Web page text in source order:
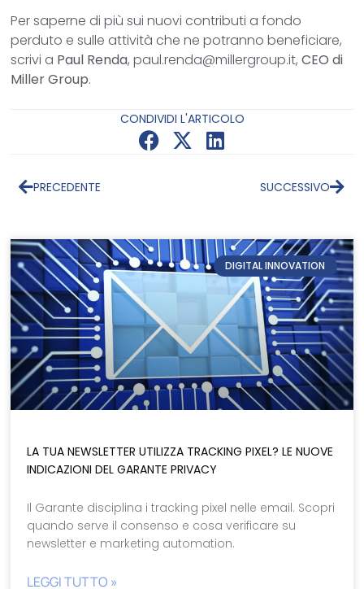
Per saperne di più sui nuovi contributi a fondo
perduto e sulle attività che ne potranno beneficiare,
scrivi a Paul Renda, paul.renda@millergroup.it,CEO di
Miller Group.
CONDIVIDI L'ARTICOLO
PRECEDENTE SUCCESSIVO
DIGITAL INNOVATION
LA TUA NEWSLETTER UTILIZZA TRACKING PIXEL? LE NUOVE
INDICAZIONI DEL GARANTE PRIVACY
Il Garante disciplina i tracking pixel nelle email. Scopri
quando serve il consenso e cosa verificare su
newsletter e marketing automation.
LEGGI TUTTO »